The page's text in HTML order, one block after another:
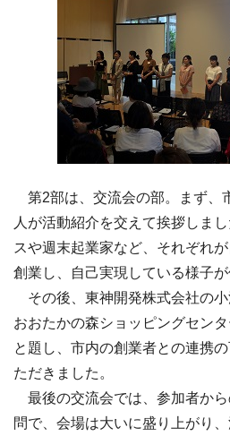
第2部は、交流会の部。まず、
人が活動紹介を交えて挨拶しま
スや週末起業家など、それぞれ
創業し、自己実現している様子が
その後、東神開発株式会社の
おおたかの森ショッピングセン
と題し、市内の創業者との連携
ただきました。
最後の交流会では、参加者か
問で、会場は大いに盛り上がり